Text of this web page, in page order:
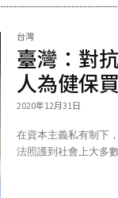
台灣
臺灣：對
人為健保
2020年12月31日
在資本主義私有制下
法照護到社會上大多